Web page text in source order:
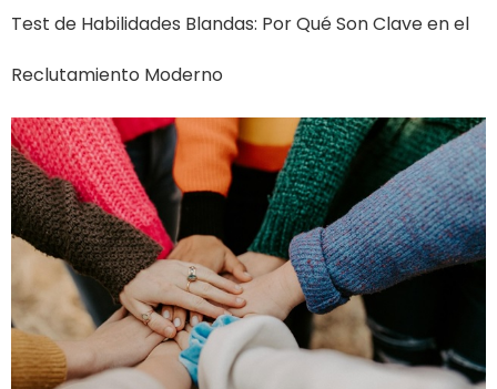
Test de Habilidades Blandas: Por Qué Son Clave en el
Reclutamiento Moderno